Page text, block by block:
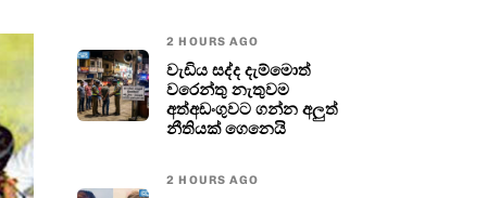
2 HOURS AGO
වැඩිය සද්ද දැම්මොත්
වරෙන්තු නැතුවම
අත්අඩංගුවට ගන්න අලුත්
නීතියක් ගෙනෙයි
2 HOURS AGO